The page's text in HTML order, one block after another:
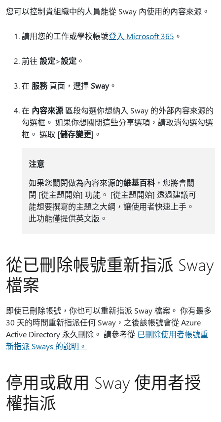
您可以控制貴組織中的人員能從 Sway 內使用的內容來源。
請用您的工作或學校帳號登入 Microsoft 365 。
前往 設定>設定 。
在 服務頁面，選擇 Sway。
在 內容來源 區段勾選你想納入 Sway 的外部內容來源的
勾選框。 如果你想關閉這些分享選項，請取消勾選勾選
框。 選取 [儲存變更] 。
注意
如果您關閉做為內容來源的維基百科，您將會關
閉 [從主題開始] 功能。 [從主題開始] 透過建議可
能想要撰寫的主題之大綱，讓使用者快速上手。
此功能僅提供英文版。
從已刪除帳號重新指派 Sway
檔案
即使已刪除帳號，你也可以重新指派 Sway 檔案。 你有最多
30 天的時間重新指派任何 Sway，之後該帳號會從 Azure
Active Directory 永久刪除。 請參考從 已刪除使用者帳號重
新指派 Sways 的說明。
停用或啟用 Sway 使用者授
權指派